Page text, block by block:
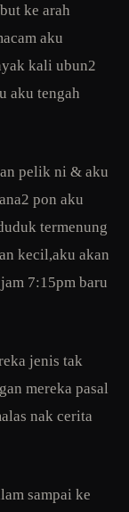
ke arah
aku
kali ubun2
aku tengah
pelik ni & aku
pon aku
termenung
kecil,aku akan
7:15pm baru
jenis tak
mereka pasal
nak cerita
sampai ke